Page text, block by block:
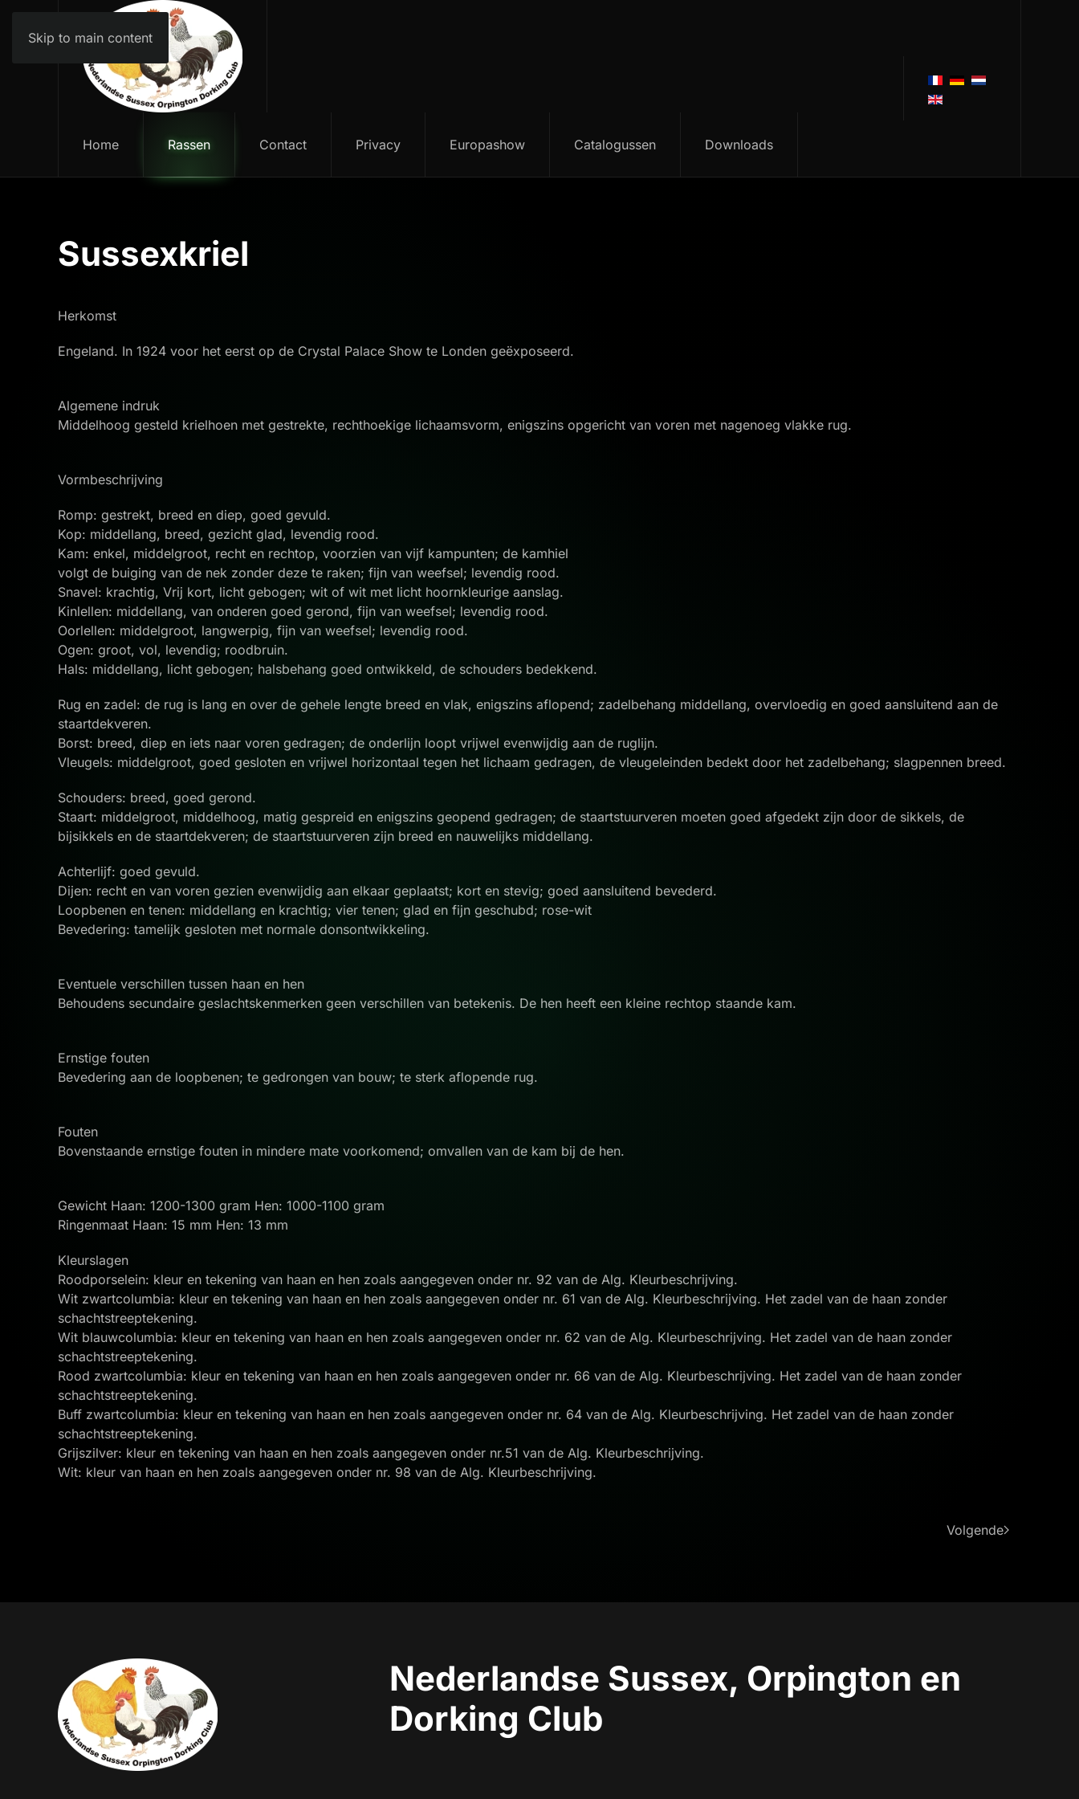
Skip to main content
Home Rassen Contact Privacy Europashow Catalogussen Downloads
Sussexkriel
Herkomst
Engeland. In 1924 voor het eerst op de Crystal Palace Show te Londen geëxposeerd.
Algemene indruk
Middelhoog gesteld krielhoen met gestrekte, rechthoekige lichaamsvorm, enigszins opgericht van voren met nagenoeg vlakke rug.
Vormbeschrijving
Romp: gestrekt, breed en diep, goed gevuld.
Kop: middellang, breed, gezicht glad, levendig rood.
Kam: enkel, middelgroot, recht en rechtop, voorzien van vijf kampunten; de kamhiel
volgt de buiging van de nek zonder deze te raken; fijn van weefsel; levendig rood.
Snavel: krachtig, Vrij kort, licht gebogen; wit of wit met licht hoornkleurige aanslag.
Kinlellen: middellang, van onderen goed gerond, fijn van weefsel; levendig rood.
Oorlellen: middelgroot, langwerpig, fijn van weefsel; levendig rood.
Ogen: groot, vol, levendig; roodbruin.
Hals: middellang, licht gebogen; halsbehang goed ontwikkeld, de schouders bedekkend.
Rug en zadel: de rug is lang en over de gehele lengte breed en vlak, enigszins aflopend; zadelbehang middellang, overvloedig en goed aansluitend aan de
staartdekveren.
Borst: breed, diep en iets naar voren gedragen; de onderlijn loopt vrijwel evenwijdig aan de ruglijn.
Vleugels: middelgroot, goed gesloten en vrijwel horizontaal tegen het lichaam gedragen, de vleugeleinden bedekt door het zadelbehang; slagpennen breed.
Schouders: breed, goed gerond.
Staart: middelgroot, middelhoog, matig gespreid en enigszins geopend gedragen; de staartstuurveren moeten goed afgedekt zijn door de sikkels, de
bijsikkels en de staartdekveren; de staartstuurveren zijn breed en nauwelijks middellang.
Achterlijf: goed gevuld.
Dijen: recht en van voren gezien evenwijdig aan elkaar geplaatst; kort en stevig; goed aansluitend bevederd.
Loopbenen en tenen: middellang en krachtig; vier tenen; glad en fijn geschubd; rose-wit
Bevedering: tamelijk gesloten met normale donsontwikkeling.
Eventuele verschillen tussen haan en hen
Behoudens secundaire geslachtskenmerken geen verschillen van betekenis. De hen heeft een kleine rechtop staande kam.
Ernstige fouten
Bevedering aan de loopbenen; te gedrongen van bouw; te sterk aflopende rug.
Fouten
Bovenstaande ernstige fouten in mindere mate voorkomend; omvallen van de kam bij de hen.
Gewicht Haan: 1200-1300 gram Hen: 1000-1100 gram
Ringenmaat Haan: 15 mm Hen: 13 mm
Kleurslagen
Roodporselein: kleur en tekening van haan en hen zoals aangegeven onder nr. 92 van de Alg. Kleurbeschrijving.
Wit zwartcolumbia: kleur en tekening van haan en hen zoals aangegeven onder nr. 61 van de Alg. Kleurbeschrijving. Het zadel van de haan zonder
schachtstreeptekening.
Wit blauwcolumbia: kleur en tekening van haan en hen zoals aangegeven onder nr. 62 van de Alg. Kleurbeschrijving. Het zadel van de haan zonder
schachtstreeptekening.
Rood zwartcolumbia: kleur en tekening van haan en hen zoals aangegeven onder nr. 66 van de Alg. Kleurbeschrijving. Het zadel van de haan zonder
schachtstreeptekening.
Buff zwartcolumbia: kleur en tekening van haan en hen zoals aangegeven onder nr. 64 van de Alg. Kleurbeschrijving. Het zadel van de haan zonder
schachtstreeptekening.
Grijszilver: kleur en tekening van haan en hen zoals aangegeven onder nr.51 van de Alg. Kleurbeschrijving.
Wit: kleur van haan en hen zoals aangegeven onder nr. 98 van de Alg. Kleurbeschrijving.
Volgende
Nederlandse Sussex, Orpington en
Dorking Club